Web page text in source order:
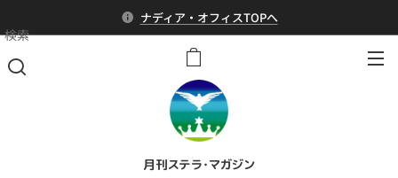
ナディア・オフィスTOPへ
月刊ステラ・マガジン
検索